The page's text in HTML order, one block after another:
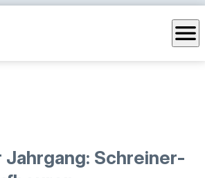
menu
Jahrgang: Schreiner-